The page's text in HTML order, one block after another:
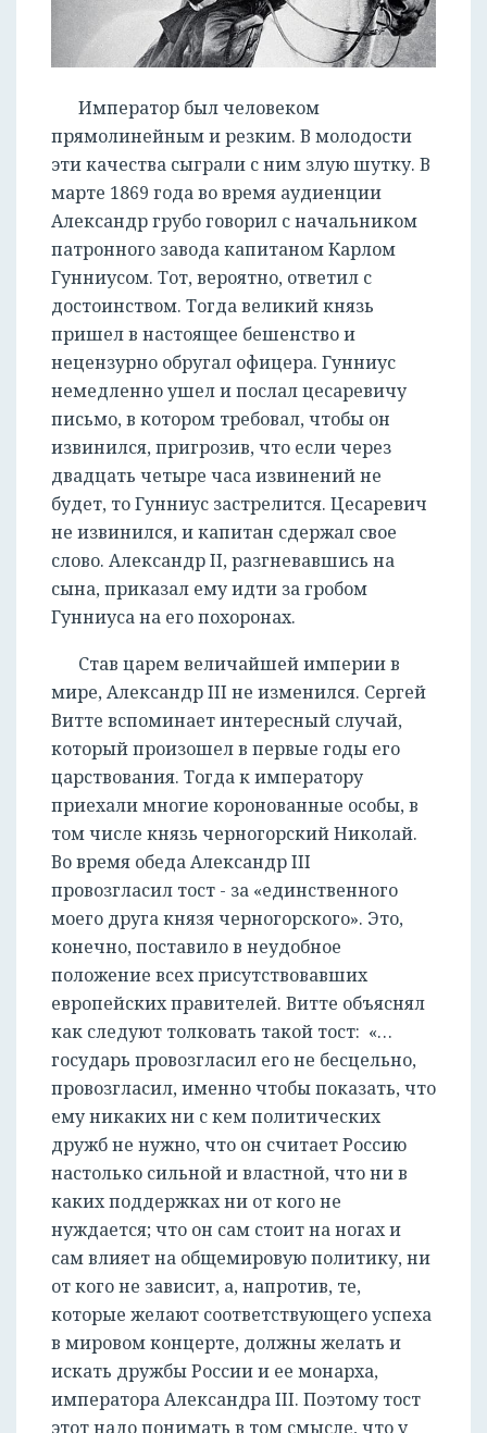
Император был человеком
прямолинейным и резким. В молодости
эти качества сыграли с ним злую шутку. В
марте 1869 года во время аудиенции
Александр грубо говорил с начальником
патронного завода капитаном Карлом
Гунниусом. Тот, вероятно, ответил с
достоинством. Тогда великий князь
пришел в настоящее бешенство и
нецензурно обругал офицера. Гунниус
немедленно ушел и послал цесаревичу
письмо, в котором требовал, чтобы он
извинился, пригрозив, что если через
двадцать четыре часа извинений не
будет, то Гунниус застрелится. Цесаревич
не извинился, и капитан сдержал свое
слово. Александр II, разгневавшись на
сына, приказал ему идти за гробом
Гунниуса на его похоронах.
Став царем величайшей империи в
мире, Александр III не изменился. Сергей
Витте вспоминает интересный случай,
который произошел в первые годы его
царствования. Тогда к императору
приехали многие коронованные особы, в
том числе князь черногорский Николай.
Во время обеда Александр III
провозгласил тост - за «единственного
моего друга князя черногорского». Это,
конечно, поставило в неудобное
положение всех присутствовавших
европейских правителей. Витте объяснял
как следуют толковать такой тост: «…
государь провозгласил его не бесцельно,
провозгласил, именно чтобы показать, что
ему никаких ни с кем политических
дружб не нужно, что он считает Россию
настолько сильной и властной, что ни в
каких поддержках ни от кого не
нуждается; что он сам стоит на ногах и
сам влияет на общемировую политику, ни
от кого не зависит, а, напротив, те,
которые желают соответствующего успеха
в мировом концерте, должны желать и
искать дружбы России и ее монарха,
императора Александра III. Поэтому тост
этот надо понимать в том смысле, что у